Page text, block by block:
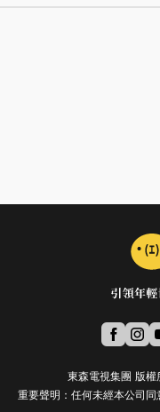
東森電視集團 版
重要聲明：任何未經本公司